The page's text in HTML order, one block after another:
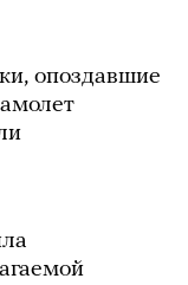
опоздавшие